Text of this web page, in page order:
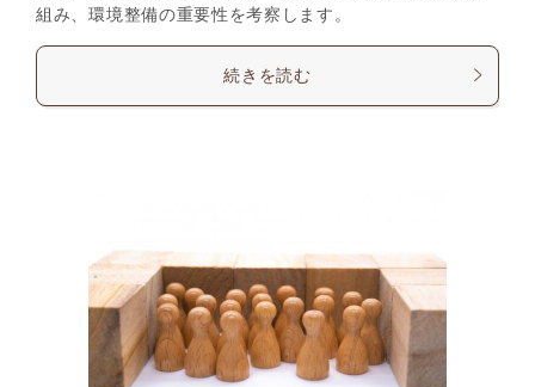
組み、環境整備の重要性を考察します。
続きを読む